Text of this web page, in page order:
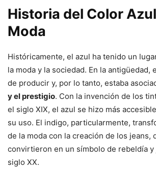
Historia del Color
Moda
Históricamente, el azul ha tenido un
la moda y la sociedad. En la antigüedad,
de producir y, por lo tanto, estaba
y el prestigio. Con la invención de los
el siglo XIX, el azul se hizo más
su uso. El indigo, particularmente,
de la moda con la creación de los jeans,
convirtieron en un símbolo de rebeldía
siglo XX.